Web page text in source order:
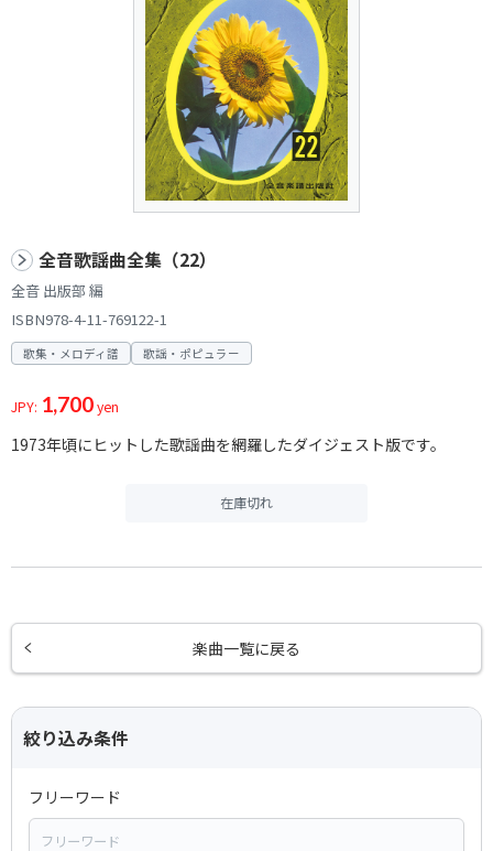
全音歌謡曲全集（22）
全音 出版部 編
ISBN978-4-11-769122-1
歌集・メロディ譜 歌謡・ポピュラー
JPY: 1,700yen
1973年頃にヒットした歌謡曲を網羅したダイジェスト版です。
在庫切れ
楽曲一覧に戻る
絞り込み条件
フリーワード